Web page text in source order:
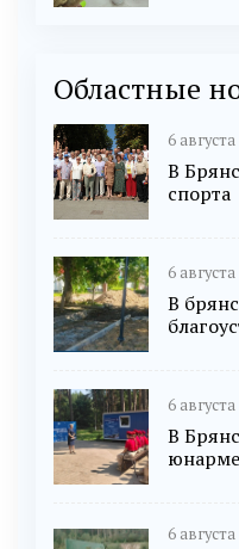
Областные
6
В
спорта
6
В
6
В
6